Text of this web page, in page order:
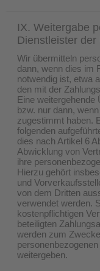
IX. Weitergabe
Dienstleister
Wir übermitteln
dann, wenn dies im
notwendig ist, etwa
den mit der
Eine weitergehende
bzw. nur dann,
zugestimmt haben.
folgenden
dies nach Artikel 6
Abwicklung von
ihre
Hierzu gehört
und
von dem Dritten
verwendet werden.
kostenpflichtigen
beteiligten
werden zum
weitergeben.